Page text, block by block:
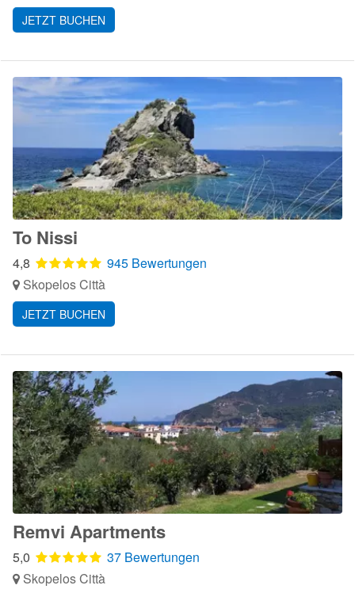
JETZT BUCHEN
To Nissi
4,8
945 Bewertungen
Skopelos Città
JETZT BUCHEN
Remvi Apartments
5,0
37 Bewertungen
Skopelos Città